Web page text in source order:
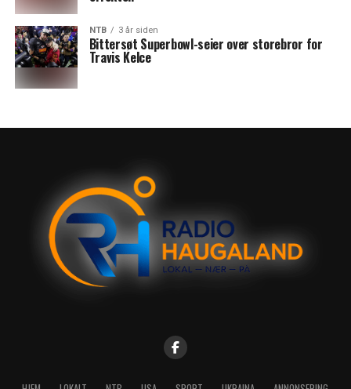
NTB 3 år siden
Bittersøt Superbowl-seier over storebror for
Travis Kelce